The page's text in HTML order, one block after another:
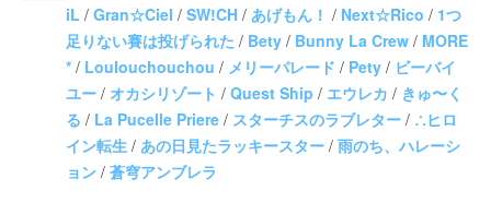
iL / Gran☆Ciel / SW!CH / あげもん！ / Next☆Rico / 1つ
足りない賽は投げられた / Bety / Bunny La Crew / MORE
* / Loulouchouchou / メリーパレード / Pety / ビーバイ
ユー / オカシリゾート / Quest Ship / エウレカ / きゅ〜く
る / La Pucelle Priere / スターチスのラブレター / ∴ヒロ
イン転生 / あの日見たラッキースター / 雨のち、ハレーシ
ョン / 蒼穹アンブレラ